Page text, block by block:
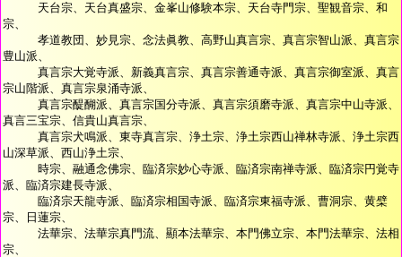
天台宗、天台真盛宗、金峯山修験本宗、天台寺門宗、聖観音宗、和
宗、
孝道教団、妙見宗、念法眞教、高野山真言宗、真言宗智山派、真言宗
豊山派、
真言宗大覚寺派、新義真言宗、真言宗善通寺派、真言宗御室派、真言
宗山階派、真言宗泉涌寺派、
真言宗醍醐派、真言宗国分寺派、真言宗須磨寺派、真言宗中山寺派、
真言三宝宗、信貴山真言宗、
真言宗犬鳴派、東寺真言宗、浄土宗、浄土宗西山禅林寺派、浄土宗西
山深草派、西山浄土宗、
時宗、融通念佛宗、臨済宗妙心寺派、臨済宗南禅寺派、臨済宗円覚寺
派、臨済宗建長寺派、
臨済宗天龍寺派、臨済宗相国寺派、臨済宗東福寺派、曹洞宗、黄檗
宗、日蓮宗、
法華宗、法華宗真門流、顯本法華宗、本門佛立宗、本門法華宗、法相
宗、